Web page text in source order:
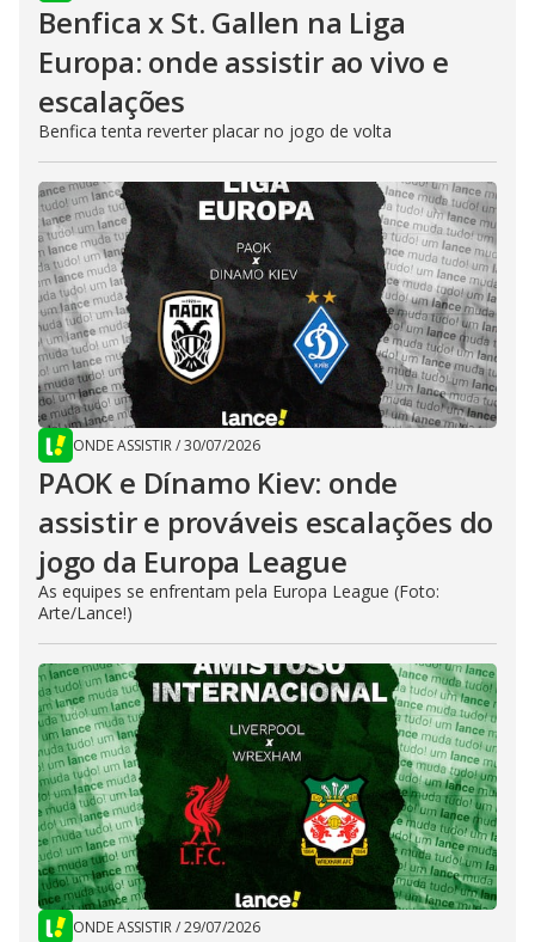
Benfica x St. Gallen na Liga
Europa: onde assistir ao vivo e
escalações
Benfica tenta reverter placar no jogo de volta
ONDE ASSISTIR/30/07/2026
PAOK e Dínamo Kiev: onde
assistir e prováveis escalações do
jogo da Europa League
As equipes se enfrentam pela Europa League (Foto:
Arte/Lance!)
ONDE ASSISTIR/29/07/2026